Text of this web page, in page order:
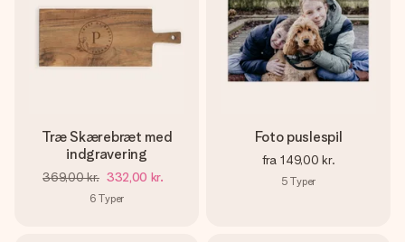
Træ Skærebræt med
indgravering
369,00 kr. 332,00 kr.
6 Typer
Foto puslespil
fra 149,00 kr.
5 Typer